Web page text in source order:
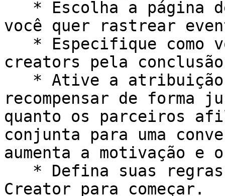
você quer rastrear
creators pela
recompensar de forma
quanto os parceiros
conjunta para uma
aumenta a motivação e
Creator para começar.